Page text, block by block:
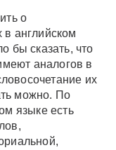
о
английском
бы сказать, что
аналогов в
их
можно. По
языке есть